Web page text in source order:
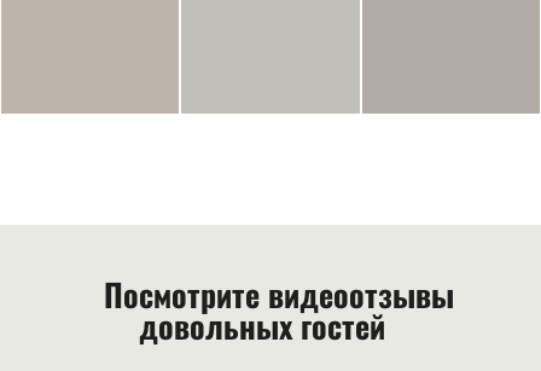
Посмотрите видеоотзывы
довольных гостей